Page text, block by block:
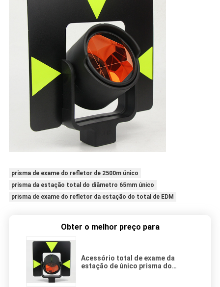
prisma de exame do refletor de 2500m único
prisma da estação total do diâmetro 65mm único
prisma de exame do refletor da estação do total de EDM
Obter o melhor preço para
Acessório total de exame da
estação de único prisma do